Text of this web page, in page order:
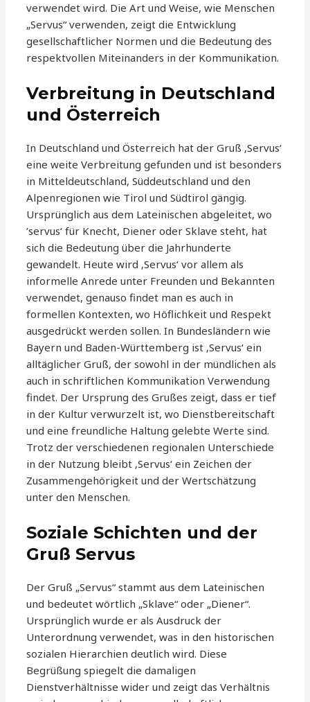
verwendet wird. Die Art und Weise, wie Menschen
„Servus“ verwenden, zeigt die Entwicklung
gesellschaftlicher Normen und die Bedeutung des
respektvollen Miteinanders in der Kommunikation.
Verbreitung in Deutschland
und Österreich
In Deutschland und Österreich hat der Gruß ‚Servus‘
eine weite Verbreitung gefunden und ist besonders
in Mitteldeutschland, Süddeutschland und den
Alpenregionen wie Tirol und Südtirol gängig.
Ursprünglich aus dem Lateinischen abgeleitet, wo
’servus‘ für Knecht, Diener oder Sklave steht, hat
sich die Bedeutung über die Jahrhunderte
gewandelt. Heute wird ‚Servus‘ vor allem als
informelle Anrede unter Freunden und Bekannten
verwendet, genauso findet man es auch in
formellen Kontexten, wo Höflichkeit und Respekt
ausgedrückt werden sollen. In Bundesländern wie
Bayern und Baden-Württemberg ist ‚Servus‘ ein
alltäglicher Gruß, der sowohl in der mündlichen als
auch in schriftlichen Kommunikation Verwendung
findet. Der Ursprung des Grußes zeigt, dass er tief
in der Kultur verwurzelt ist, wo Dienstbereitschaft
und eine freundliche Haltung gelebte Werte sind.
Trotz der verschiedenen regionalen Unterschiede
in der Nutzung bleibt ‚Servus‘ ein Zeichen der
Zusammengehörigkeit und der Wertschätzung
unter den Menschen.
Soziale Schichten und der
Gruß Servus
Der Gruß „Servus“ stammt aus dem Lateinischen
und bedeutet wörtlich „Sklave“ oder „Diener“.
Ursprünglich wurde er als Ausdruck der
Unterordnung verwendet, was in den historischen
sozialen Hierarchien deutlich wird. Diese
Begrüßung spiegelt die damaligen
Dienstverhältnisse wider und zeigt das Verhältnis